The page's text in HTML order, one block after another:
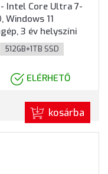
- Intel Core Ultra 7-
Windows 11
3 év helyszíni
512GB+1TB SSD
ELÉRHETŐ
kosárba